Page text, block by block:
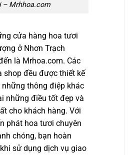
– Mrhhoa.com
cửa hàng hoa tươi
ở Nhơn Trạch
là Mrhoa.com. Các
shop đều được thiết kế
thông điệp khác
những điều tốt đẹp và
cho khách hàng. Với
phát hoa tươi chuyên
chóng, bạn hoàn
sử dụng dịch vụ giao